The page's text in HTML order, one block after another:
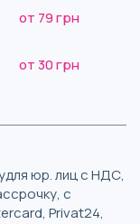
от 79 грн
от 30 грн
юр. лиц с НДС,
с
Privat24,